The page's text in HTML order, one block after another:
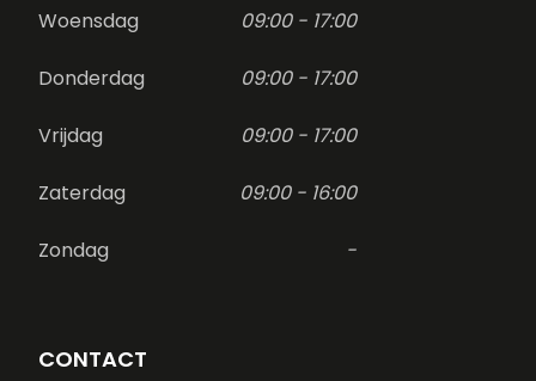
Woensdag 09:00 - 17:00
Donderdag 09:00 - 17:00
Vrijdag 09:00 - 17:00
Zaterdag 09:00 - 16:00
Zondag -
CONTACT